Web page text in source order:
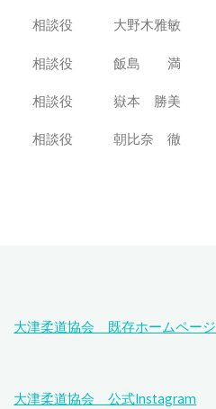
相談役 大野木雅敏
相談役 飯島 満
相談役 嶽本 勝美
相談役 朝比奈 徹
大津柔道協会 既存ホームページ
大津柔道協会 公式Instagram